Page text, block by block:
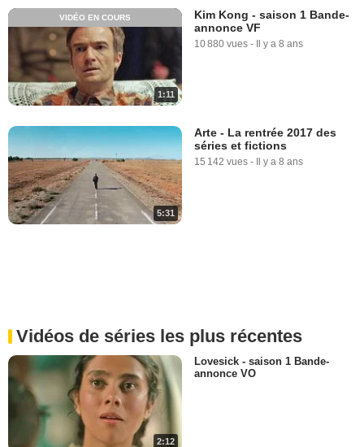
1:11
VIDÉO EN COURS
Kim Kong - saison 1 Bande-
annonce VF
10 880 vues - Il y a 8 ans
5:31
Arte - La rentrée 2017 des
séries et fictions
15 142 vues - Il y a 8 ans
Vidéos de séries les plus récentes
2:12
Lovesick - saison 1 Bande-
annonce VO